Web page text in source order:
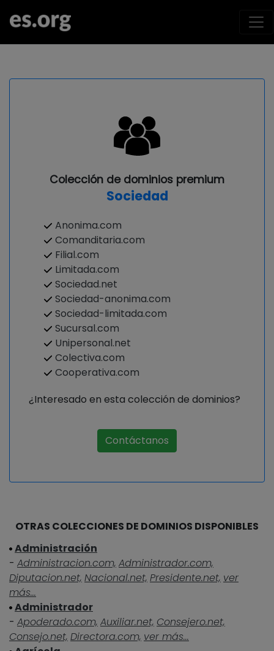
Colección de dominios premium
Sociedad
Anonima.com
Comanditaria.com
Filial.com
Limitada.com
Sociedad.net
Sociedad-anonima.com
Sociedad-limitada.com
Sucursal.com
Unipersonal.net
Colectiva.com
Cooperativa.com
¿Interesado en esta colección de dominios?
Contáctanos
OTRAS COLECCIONES DE DOMINIOS DISPONIBLES
Administración
- Administracion.com, Administrador.com,
Diputacion.net, Nacional.net, Presidente.net, ver
más...
Administrador
- Apoderado.com, Auxiliar.net, Consejero.net,
Consejo.net, Directora.com, ver más...